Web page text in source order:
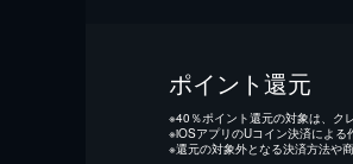
ポイント還元
※40％ポイント還元の対象は、ク
※iOSアプリのUコイン決済による
※還元の対象外となる決済方法や